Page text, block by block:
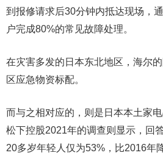
到报修请求后30分钟内抵达现场，
户完成80%的常见故障处理。
在灾害多发的日本东北地区，海尔
区应急物资标配。
而与之相对应的，则是日本本土家
松下控股2021年的调查则显示，回
20多岁年轻人仅为53%，比2016年